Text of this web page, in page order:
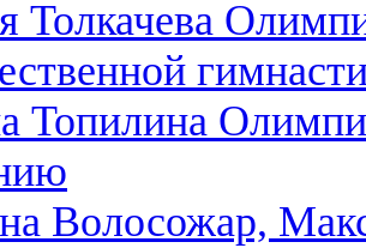
Толкачева
Топилина
Волосожар,